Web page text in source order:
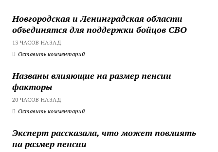
Новгородская и Ленинградская области
объединятся для поддержки бойцов СВО
13 ЧАСОВ НАЗАД
Оставить комментарий
Названы влияющие на размер пенсии
факторы
20 ЧАСОВ НАЗАД
Оставить комментарий
Эксперт рассказала, что может повлиять
на размер пенсии